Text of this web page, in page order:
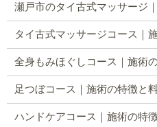
瀬戸市のタイ古式マッサージ
タイ古式マッサージコース｜
全身もみほぐしコース｜施術
足つぼコース｜施術の特徴と
ハンドケアコース｜施術の特